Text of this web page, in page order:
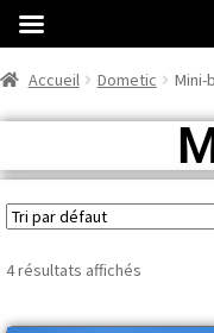
Accueil Dometic Mini-
4 résultats affichés